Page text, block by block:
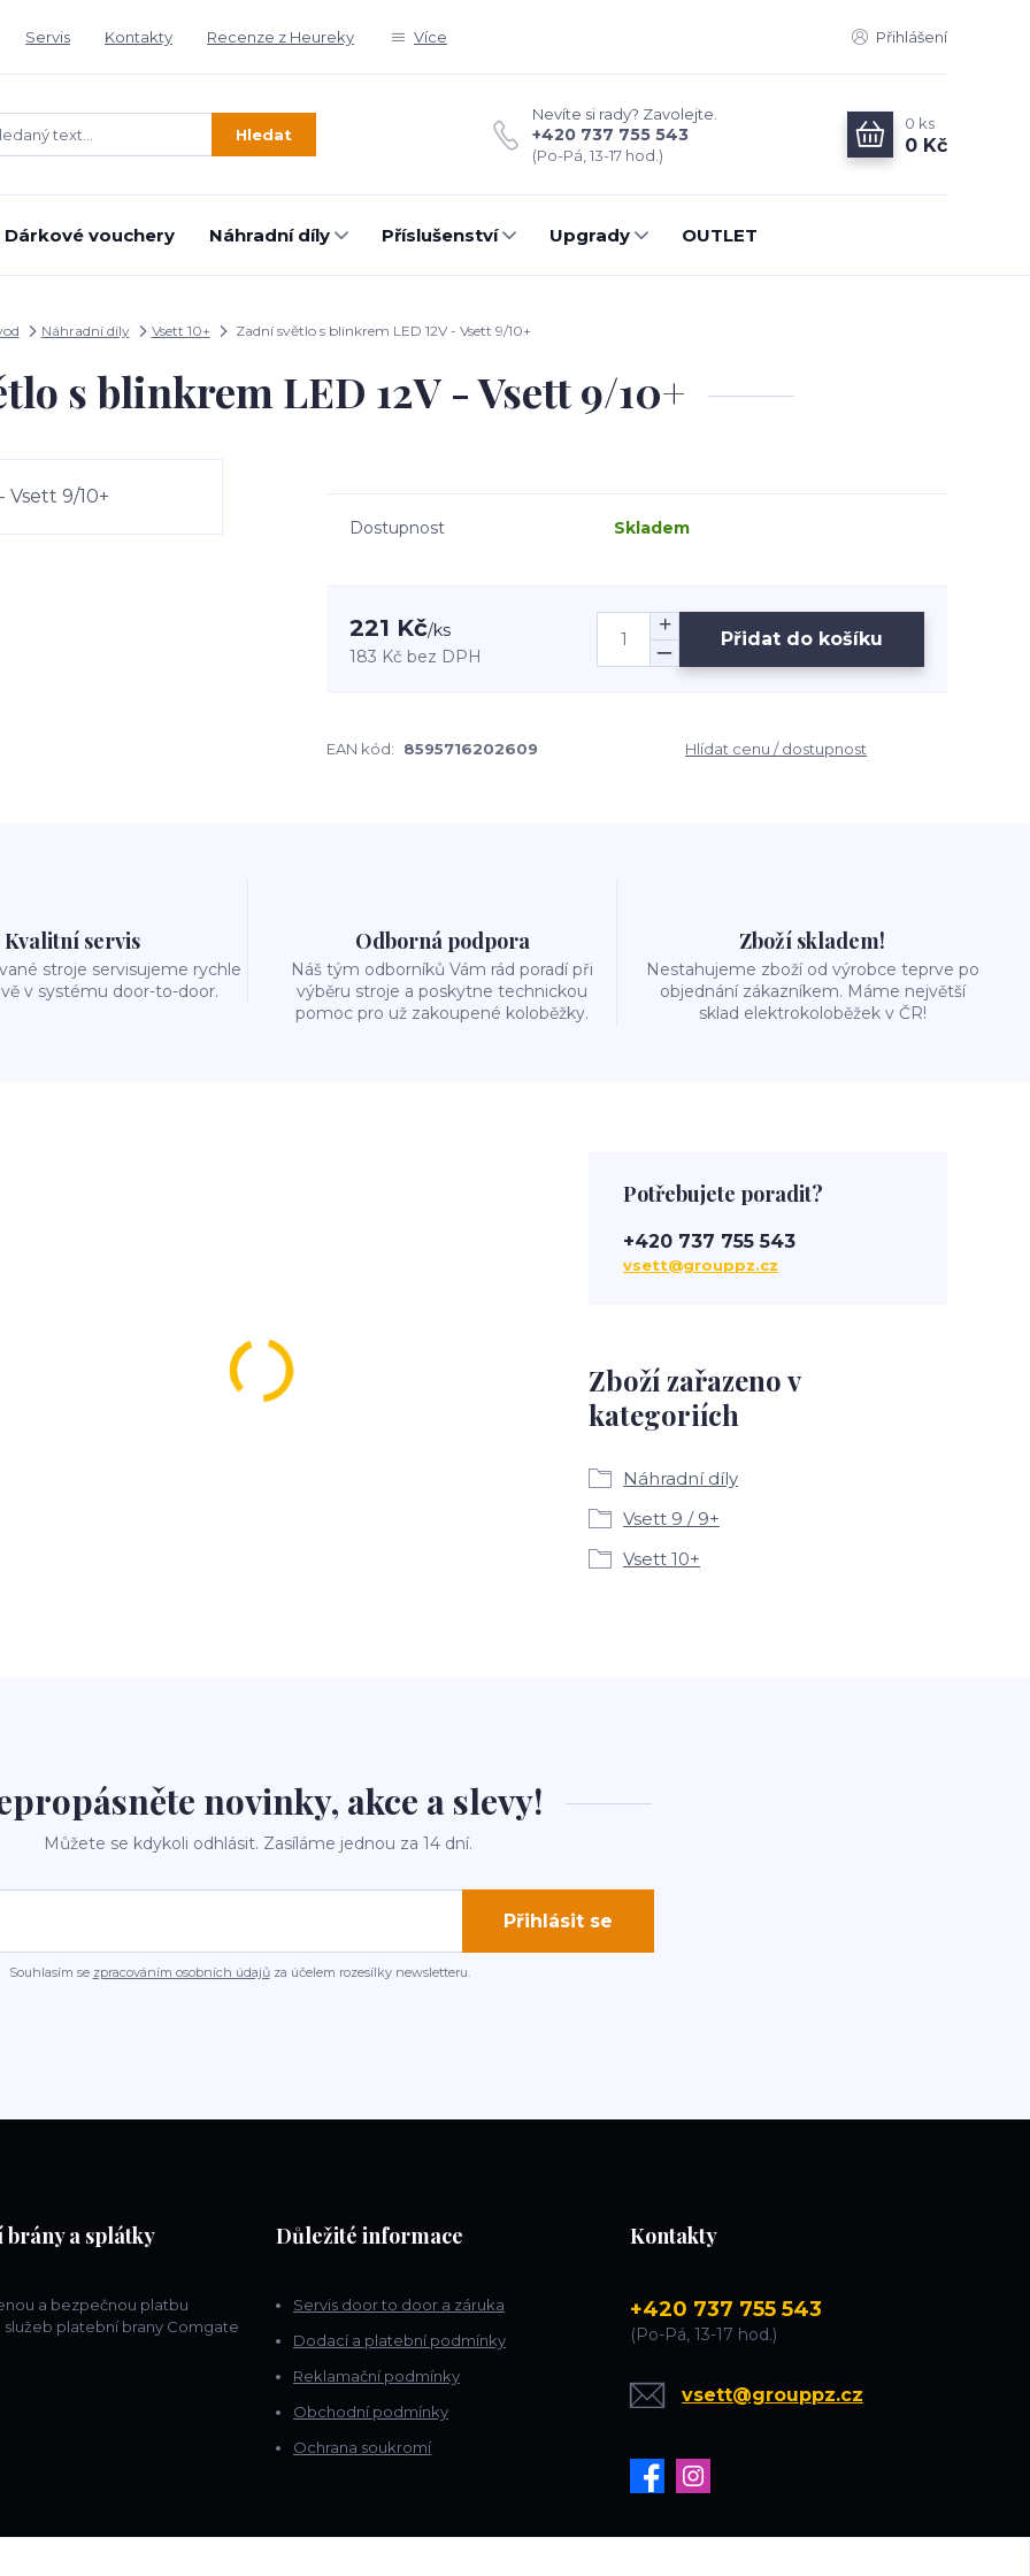
Servis Kontakty Recenze z Heureky Více Přihlášení
Hledat
Nevíte si rady? Zavolejte.
+420 737 755 543
(Po-Pá, 13-17 hod.)
0 ks
0 Kč
Dárkové vouchery Náhradní díly Příslušenství Upgrady OUTLET
Náhradní díly Vsett 10+ Zadní světlo s blinkrem LED 12V - Vsett 9/10+
s blinkrem LED 12V - Vsett 9/10+
Dostupnost Skladem
221 Kč/ks
183 Kč bez DPH
Přidat do košíku
EAN kód: 8595716202609 Hlídat cenu / dostupnost
Kvalitní servis
stroje servisujeme rychle
v systému door-to-door.
Odborná podpora
Náš tým odborníků Vám rád poradí při
výběru stroje a poskytne technickou
pomoc pro už zakoupené koloběžky.
Zboží skladem!
Nestahujeme zboží od výrobce teprve po
objednání zákazníkem. Máme největší
sklad elektrokoloběžek v ČR!
Zboží zařazeno v
kategoriích
Náhradní díly
Vsett 9 / 9+
Vsett 10+
Potřebujete poradit?
+420 737 755 543
vsett@grouppz.cz
novinky, akce a slevy!
Můžete se kdykoli odhlásit. Zasíláme jednou za 14 dní.
Přihlásit se
Souhlasím se zpracováním osobních údajůza účelem rozesílky newsletteru.
brány a splátky
a bezpečnou platbu
služeb platební brany Comgate
Důležité informace
Servis door to door a záruka
Dodací a platební podmínky
Reklamační podmínky
Obchodní podmínky
Ochrana soukromí
Kontakty
+420 737 755 543
(Po-Pá, 13-17 hod.)
vsett@grouppz.cz